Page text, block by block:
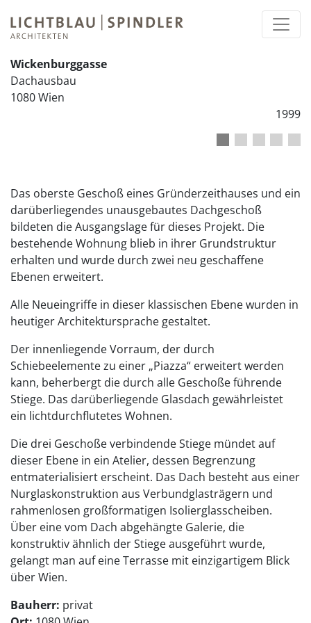
Wickenburggasse
Dachausbau
1080 Wien
1999
Das oberste Geschoß eines Gründerzeithauses und ein
darüberliegendes unausgebautes Dachgeschoß
bildeten die Ausgangslage für dieses Projekt. Die
bestehende Wohnung blieb in ihrer Grundstruktur
erhalten und wurde durch zwei neu geschaffene
Ebenen erweitert.
Alle Neueingriffe in dieser klassischen Ebene wurden in
heutiger Architektursprache gestaltet.
Der innenliegende Vorraum, der durch
Schiebeelemente zu einer „Piazza“ erweitert werden
kann, beherbergt die durch alle Geschoße führende
Stiege. Das darüberliegende Glasdach gewährleistet
ein lichtdurchflutetes Wohnen.
Die drei Geschoße verbindende Stiege mündet auf
dieser Ebene in ein Atelier, dessen Begrenzung
entmaterialisiert erscheint. Das Dach besteht aus einer
Nurglaskonstruktion aus Verbundglasträgern und
rahmenlosen großformatigen Isolierglasscheiben.
Über eine vom Dach abgehängte Galerie, die
konstruktiv ähnlich der Stiege ausgeführt wurde,
gelangt man auf eine Terrasse mit einzigartigem Blick
über Wien.
Bauherr: privat